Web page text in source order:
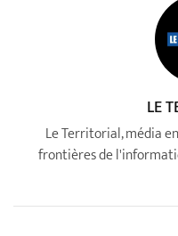
LE
Le Territorial, média
frontières de